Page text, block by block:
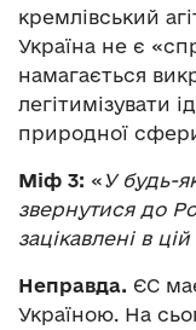
кремлівський
Україна не є
намагається
легітимізувати
природної сфери
Міф 3: «У будь-
звернутися до
зацікавлені в
Неправда. ЄС
Україною. На